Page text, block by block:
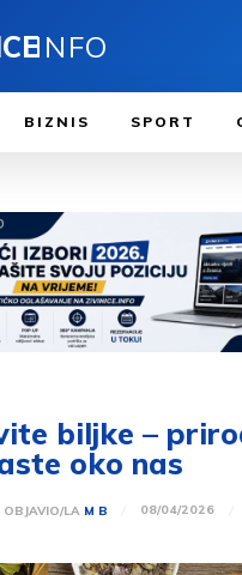
INFO
BIZNIS SPORT
biljke –
oko nas
OBJAVIO/LA M B 08/04/2026